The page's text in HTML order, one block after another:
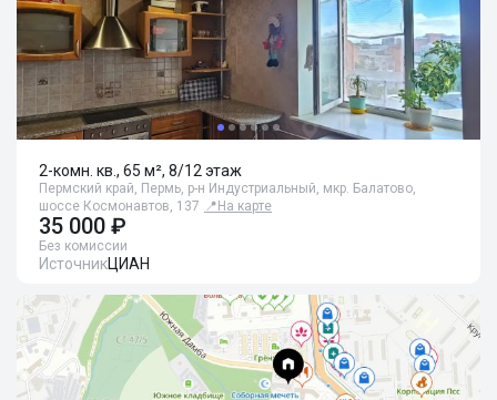
2-комн. кв., 65 м², 8/12 этаж
Пермский край, Пермь, р-н Индустриальный, мкр. Балатово,
шоссе Космонавтов, 137 📍 На карте
35 000 ₽
Без комиссии
ИсточникЦИАН